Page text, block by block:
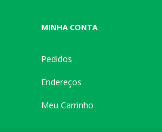
MINHA CONTA
Pedidos
Endereços
Meu Carrinho